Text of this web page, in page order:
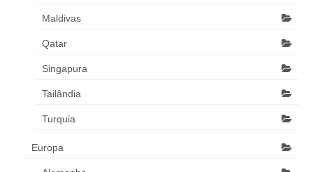
Maldivas
Qatar
Singapura
Tailândia
Turquia
Europa